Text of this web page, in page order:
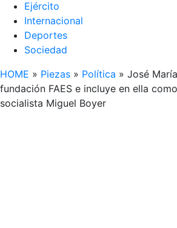
Ejército
Internacional
Deportes
Sociedad
HOME » Piezas » Política » José
fundación FAES e incluye en ella
socialista Miguel Boyer